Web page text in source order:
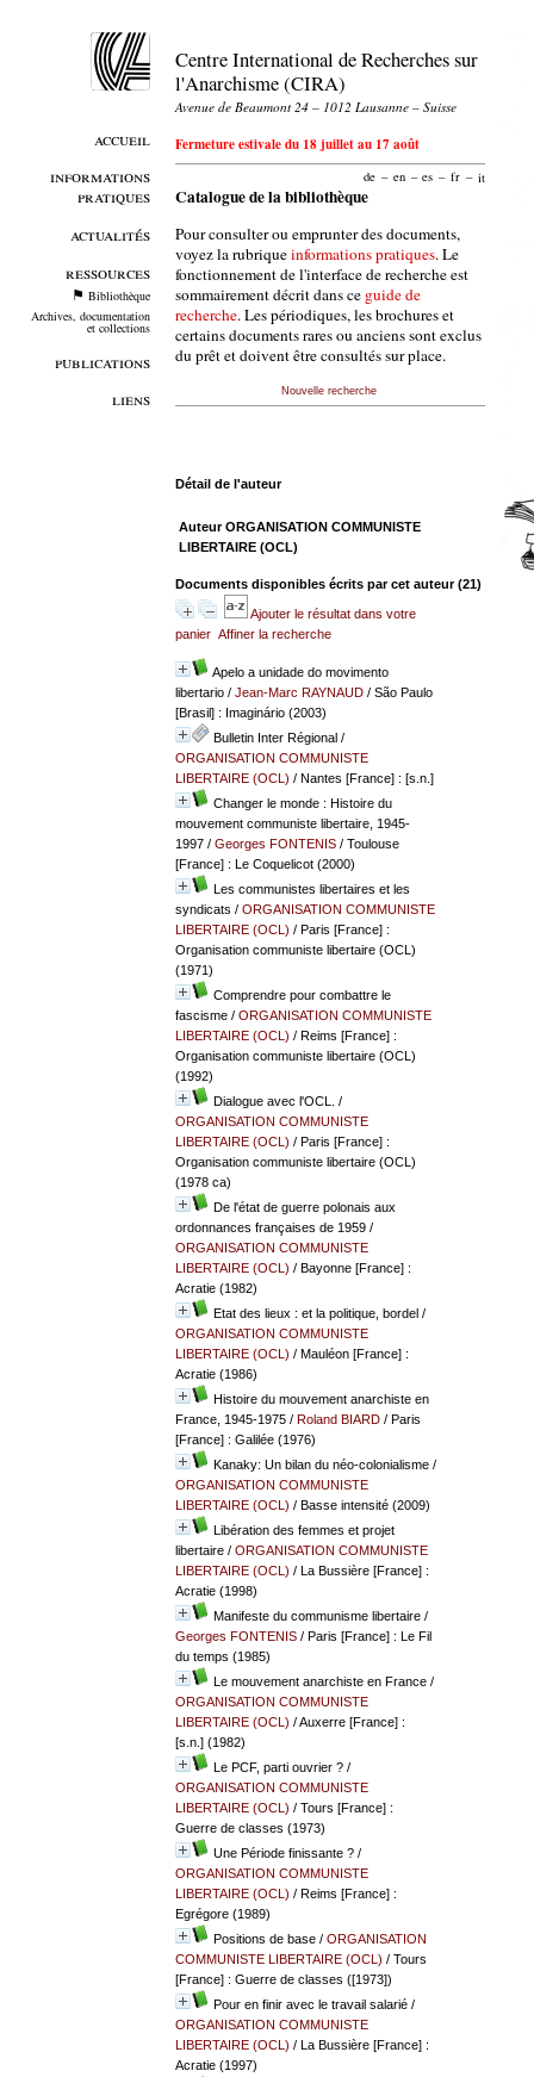
accueil
informations
pratiques
actualités
ressources
Bibliothèque
Archives, documentation
et collections
publications
liens
Centre International de Recherches sur
l'Anarchisme (CIRA)
Avenue de Beaumont 24 – 1012 Lausanne – Suisse
Fermeture estivale du 18 juillet au 17 août
de – en – es – fr – it
Catalogue de la bibliothèque
Pour consulter ou emprunter des documents,
voyez la rubriqueinformations pratiques. Le
fonctionnement de l'interface de recherche est
sommairement décrit dans ce guide de
recherche. Les périodiques, les brochures et
certains documents rares ou anciens sont exclus
du prêt et doivent être consultés sur place.
Nouvelle recherche
Détail de l'auteur
Auteur ORGANISATION COMMUNISTE
LIBERTAIRE (OCL)
Documents disponibles écrits par cet auteur (21)
Ajouter le résultat dans votre
panier Affiner la recherche
Apelo a unidade do movimento
libertario/ Jean-Marc RAYNAUD/ São Paulo
[Brasil] : Imaginário (2003)
Bulletin Inter Régional/
ORGANISATION COMMUNISTE
LIBERTAIRE (OCL) / Nantes [France] : [s.n.]
Changer le monde : Histoire du
mouvement communiste libertaire, 1945-
1997/ Georges FONTENIS/ Toulouse
[France] : Le Coquelicot (2000)
Les communistes libertaires et les
syndicats / ORGANISATION COMMUNISTE
LIBERTAIRE (OCL) / Paris [France] :
Organisation communiste libertaire (OCL)
(1971)
Comprendre pour combattre le
fascisme/ ORGANISATION COMMUNISTE
LIBERTAIRE (OCL) / Reims [France] :
Organisation communiste libertaire (OCL)
(1992)
Dialogue avec l'OCL.
/
ORGANISATION COMMUNISTE
LIBERTAIRE (OCL) / Paris [France] :
Organisation communiste libertaire (OCL)
(1978 ca)
De l'état de guerre polonais aux
ordonnances françaises de 1959/
ORGANISATION COMMUNISTE
LIBERTAIRE (OCL) / Bayonne [France] :
Acratie (1982)
Etat des lieux : et la politique, bordel/
ORGANISATION COMMUNISTE
LIBERTAIRE (OCL) / Mauléon [France] :
Acratie (1986)
Histoire du mouvement anarchiste en
France, 1945-1975/ Roland BIARD/ Paris
[France] : Galilée (1976)
Kanaky: Un bilan du néo-colonialisme/
ORGANISATION COMMUNISTE
LIBERTAIRE (OCL) / Basse intensité (2009)
Libération des femmes et projet
libertaire/ ORGANISATION COMMUNISTE
LIBERTAIRE (OCL) / La Bussière [France] :
Acratie (1998)
Manifeste du communisme libertaire/
Georges FONTENIS/ Paris [France] : Le Fil
du temps (1985)
Le mouvement anarchiste en France/
ORGANISATION COMMUNISTE
LIBERTAIRE (OCL) / Auxerre [France] :
[s.n.] (1982)
Le PCF, parti ouvrier ?/
ORGANISATION COMMUNISTE
LIBERTAIRE (OCL) / Tours [France] :
Guerre de classes (1973)
Une Période finissante ?/
ORGANISATION COMMUNISTE
LIBERTAIRE (OCL) / Reims [France] :
Egrégore (1989)
Positions de base/ ORGANISATION
COMMUNISTE LIBERTAIRE (OCL) / Tours
[France] : Guerre de classes ([1973])
Pour en finir avec le travail salarié/
ORGANISATION COMMUNISTE
LIBERTAIRE (OCL) / La Bussière [France] :
Acratie (1997)